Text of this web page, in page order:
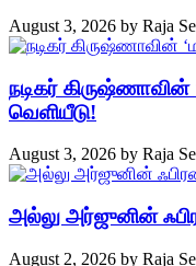
August 3, 2026 by Raja
நடிகர்
வெளியீடு!
August 3, 2026 by Raja
அல்லு அர்ஜுனின்
August 2, 2026 by Raja